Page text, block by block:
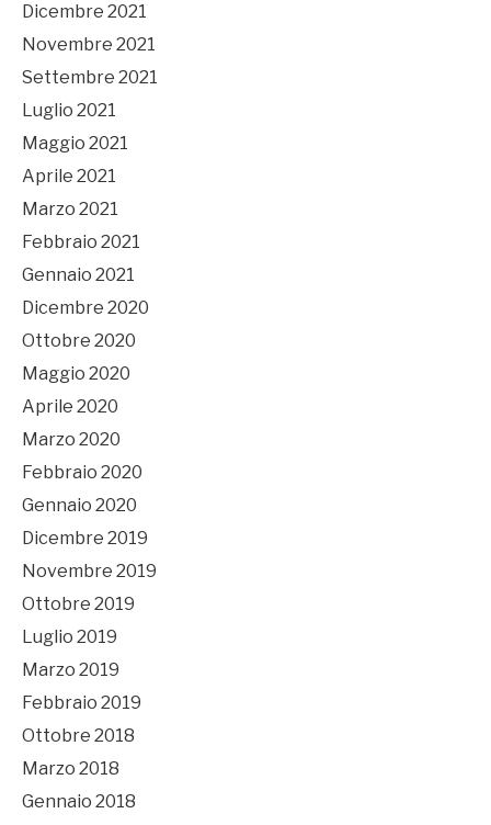
Dicembre 2021
Novembre 2021
Settembre 2021
Luglio 2021
Maggio 2021
Aprile 2021
Marzo 2021
Febbraio 2021
Gennaio 2021
Dicembre 2020
Ottobre 2020
Maggio 2020
Aprile 2020
Marzo 2020
Febbraio 2020
Gennaio 2020
Dicembre 2019
Novembre 2019
Ottobre 2019
Luglio 2019
Marzo 2019
Febbraio 2019
Ottobre 2018
Marzo 2018
Gennaio 2018